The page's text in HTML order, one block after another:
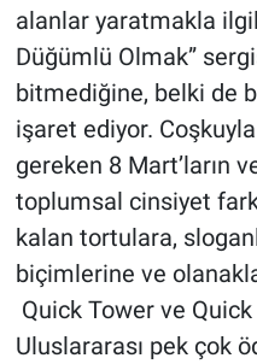
alanlar yaratmakla
Düğümlü Olmak”
bitmediğine, belki de
işaret ediyor.
gereken 8 Mart’ların
toplumsal cinsiyet
kalan tortulara,
biçimlerine ve
Quick Tower ve
Uluslararası pek çok